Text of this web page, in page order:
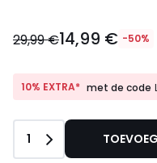
€
van
€
50%
29,99 €14,99 € -50%
10% EXTRA* met de code
Aantal
1